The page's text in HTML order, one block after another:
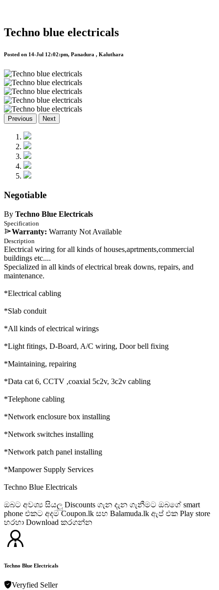
Techno blue electricals
Posted on 14-Jul 12:02:pm, Panadura , Kaluthara
Previous Next
Negotiable
By Techno Blue Electricals
Specification
Warranty: Warranty Not Available
Description
Electrical wiring for all kinds of houses,aprtments,commercial
buildings etc....
Specialized in all kinds of electrical break downs, repairs, and
maintenance.
*Electrical cabling
*Slab conduit
*All kinds of electrical wirings
*Light fitings, D-Board, A/C wiring, Door bell fixing
*Maintaining, repairing
*Data cat 6, CCTV ,coaxial 5c2v, 3c2v cabling
*Telephone cabling
*Network enclosure box installing
*Network switches installing
*Network patch panel installing
*Manpower Supply Services
Techno Blue Electricals
ඔබට අවශ්‍ය සියලු Discounts ගැන දැන ගැනීමට ඔබගේ smart
phone එකට අදම Coupon.lk සහ Balamuda.lk ඇප් එක Play store
හරහා Download කරගන්න
Techno Blue Electricals
Veryfied Seller